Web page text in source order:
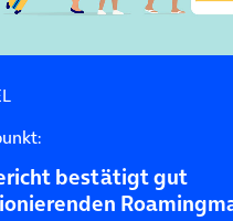
bestätigt gut